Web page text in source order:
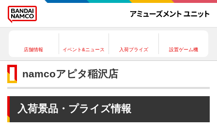
店舗情報 イベント&ニュース 入荷プライズ 設置ゲーム機
namcoアピタ稲沢店
入荷景品・プライズ情報